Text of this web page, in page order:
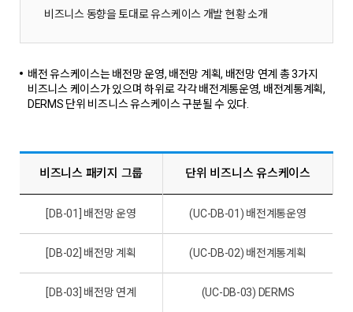
비즈니스 동향을 토대로 유스케이스 개발 현황 소개
배전 유스케이스는 배전망 운영, 배전망 계획, 배전망 연계 총 3가지
비즈니스 케이스가 있으며 하위로 각각 배전계통운영, 배전계통계획,
DERMS 단위 비즈니스 유스케이스 구분될 수 있다.
비즈니스 패키지 그룹 단위 비즈니스 유스케이스
[DB-01] 배전망 운영 (UC-DB-01) 배전계통운영
[DB-02] 배전망 계획 (UC-DB-02) 배전계통계획
[DB-03] 배전망 연계 (UC-DB-03) DERMS